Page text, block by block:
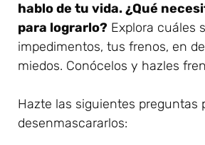
hablo de tu vida. ¿Qué
para lograrlo? Explora cuáles
impedimentos, tus frenos, en
miedos. Conócelos y hazles
Hazte las siguientes preguntas
desenmascararlos: